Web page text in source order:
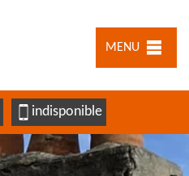
MENU
indisponible